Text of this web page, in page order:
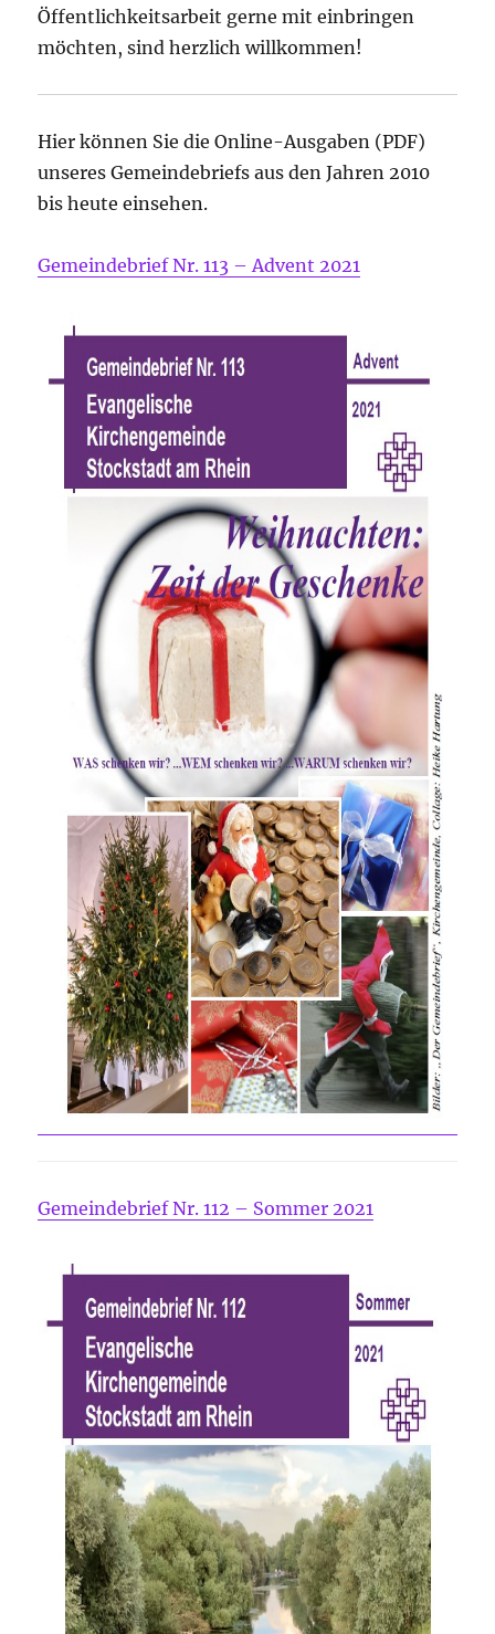
Öffentlichkeitsarbeit gerne mit einbringen
möchten, sind herzlich willkommen!
Hier können Sie die Online-Ausgaben (PDF)
unseres Gemeindebriefs aus den Jahren 2010
bis heute einsehen.
Gemeindebrief Nr. 113 – Advent 2021
Gemeindebrief Nr. 112 – Sommer 2021